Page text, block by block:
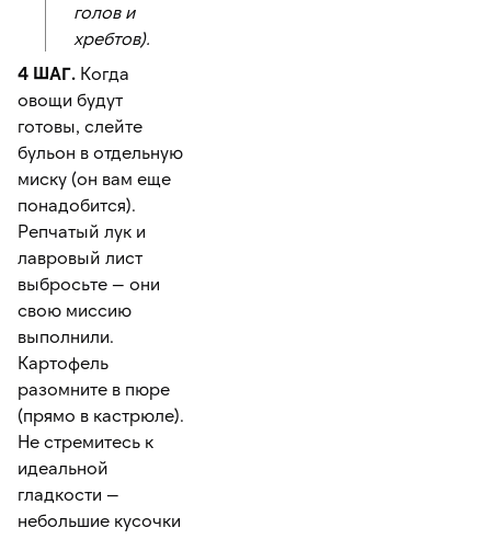
голов и
хребтов).
4 ШАГ. Когда
овощи будут
готовы, слейте
бульон в отдельную
миску (он вам еще
понадобится).
Репчатый лук и
лавровый лист
выбросьте — они
свою миссию
выполнили.
Картофель
разомните в пюре
(прямо в кастрюле).
Не стремитесь к
идеальной
гладкости —
небольшие кусочки